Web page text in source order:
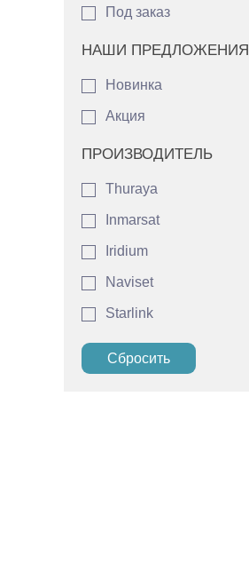
Под заказ
НАШИ ПРЕДЛОЖЕНИЯ
Новинка
Акция
ПРОИЗВОДИТЕЛЬ
Thuraya
Inmarsat
Iridium
Naviset
Starlink
Сбросить